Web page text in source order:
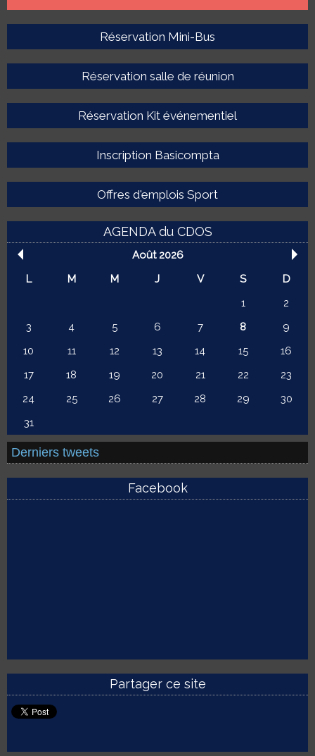
Réservation Mini-Bus
Réservation salle de réunion
Réservation Kit événementiel
Inscription Basicompta
Offres d'emplois Sport
AGENDA du CDOS
Août 2026
L
M M J V S
D
1
2
3
4 5 6 7 8
9
10
11 12 13 14 15
16
17
18 19 20 21 22
23
24
25 26 27 28 29
30
31
Derniers tweets
Facebook
Partager ce site